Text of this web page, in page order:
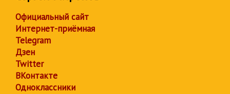
Официальный сайт
Интернет-приёмная
Telegram
Дзен
Twitter
ВКонтакте
Одноклассники